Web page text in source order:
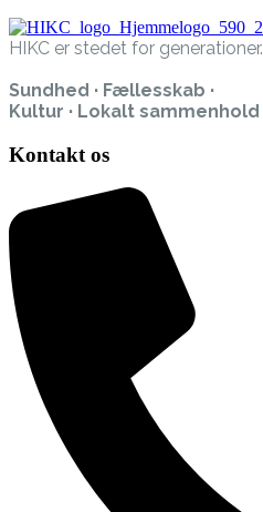
HIKC er stedet for generationer.
Sundhed · Fællesskab ·
Kultur · Lokalt sammenhold
Kontakt os